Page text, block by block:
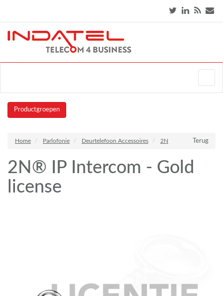
Productgroepen
Terug
Home Parlofonie Deurtelefoon Accessoires 2N
2N® IP Intercom - Gold
license